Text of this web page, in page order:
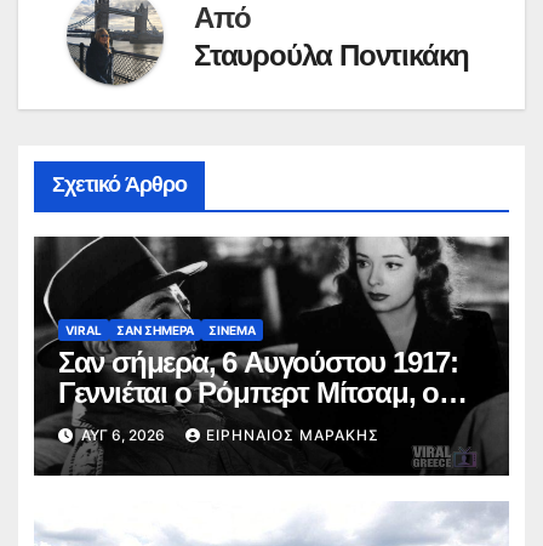
Από
Σταυρούλα Ποντικάκη
Σχετικό Άρθρο
VIRAL ΣΑΝ ΣΗΜΕΡΑ ΣΙΝΕΜΑ
Σαν σήμερα, 6 Αυγούστου 1917:
Γεννιέται ο Ρόμπερτ Μίτσαμ, ο
σκληρός του φιλμ νουάρ και ο
εμβληματικός Φίλιπ Μάρλοου
ΑΥΓ 6, 2026 ΕΙΡΗΝΑΊΟΣ ΜΑΡΆΚΗΣ